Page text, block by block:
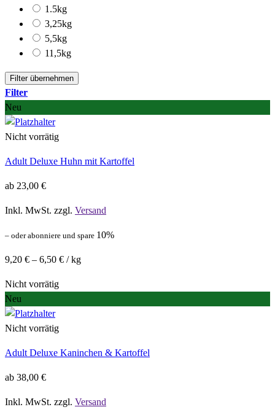
1.5kg
3,25kg
5,5kg
11,5kg
Filter übernehmen
Filter
Neu
Nicht vorrätig
Adult Deluxe Huhn mit Kartoffel
ab 23,00 €
Inkl. MwSt. zzgl. Versand
– oder abonniere und spare 10%
9,20 € – 6,50 € /kg
Nicht vorrätig
Neu
Nicht vorrätig
Adult Deluxe Kaninchen & Kartoffel
ab 38,00 €
Inkl. MwSt. zzgl. Versand